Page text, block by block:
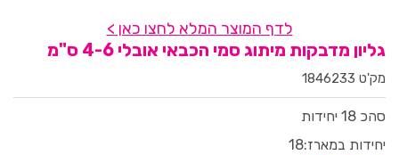
לדף המוצר המלא לחצו כאן >
גליון מדבקות מיתוג סמי הכבאי אובלי 4-6 ס"מ
מק'ט 1846233
סהכ 18 יחידות
יחידות במארז:18